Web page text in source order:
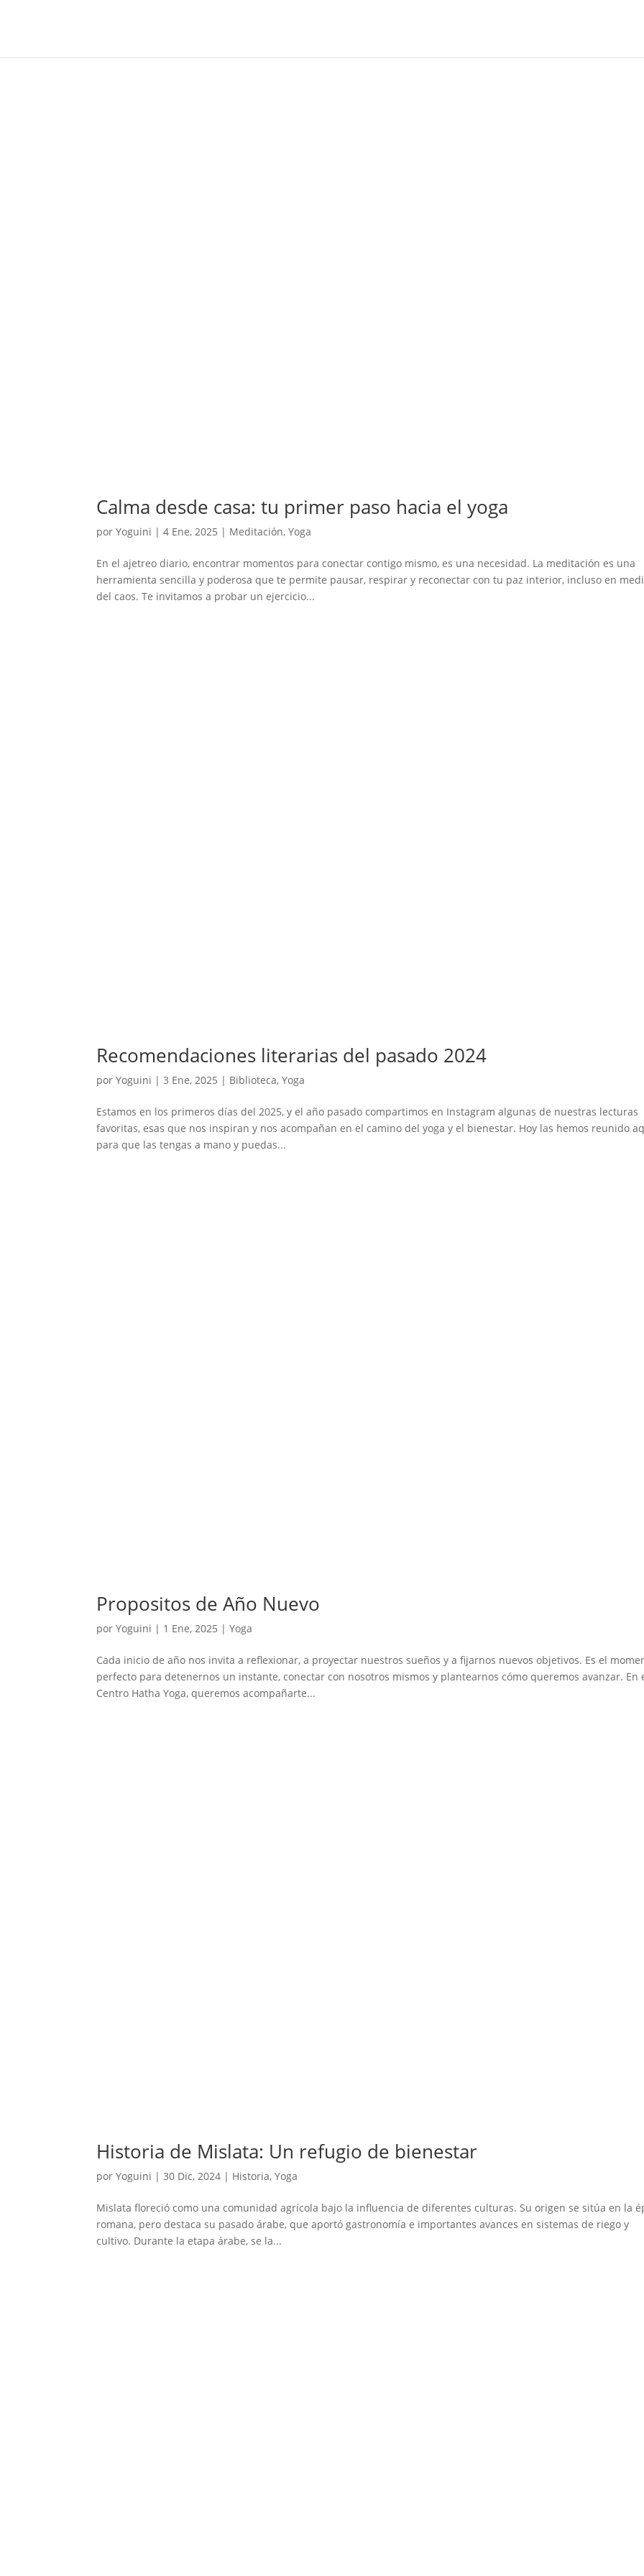
Calma desde casa: tu primer paso hacia el yoga
porYoguini |4 Ene, 2025 | Meditación,Yoga
En el ajetreo diario, encontrar momentos para conectar contigo mismo, es una necesidad. La meditación es una
herramienta sencilla y poderosa que te permite pausar, respirar y reconectar con tu paz interior, incluso en
del caos. Te invitamos a probar un ejercicio...
Recomendaciones literarias del pasado 2024
porYoguini |3 Ene, 2025 | Biblioteca,Yoga
Estamos en los primeros días del 2025, y el año pasado compartimos en Instagram algunas de nuestras lecturas
favoritas, esas que nos inspiran y nos acompañan en el camino del yoga y el bienestar. Hoy las hemos reunido
para que las tengas a mano y puedas...
Propositos de Año Nuevo
porYoguini | 1 Ene, 2025 |Yoga
Cada inicio de año nos invita a reflexionar, a proyectar nuestros sueños y a fijarnos nuevos objetivos. Es el
perfecto para detenernos un instante, conectar con nosotros mismos y plantearnos cómo queremos avanzar. En
Centro Hatha Yoga, queremos acompañarte...
Historia de Mislata: Un refugio de bienestar
porYoguini |30 Dic, 2024 | Historia,Yoga
Mislata floreció como una comunidad agrícola bajo la influencia de diferentes culturas. Su origen se sitúa en la
romana, pero destaca su pasado árabe, que aportó gastronomía e importantes avances en sistemas de riego y
cultivo. Durante la etapa árabe, se la...